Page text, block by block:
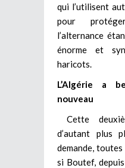
qui l’utilisent
pour
l’alternance
énorme et
haricots.
L’Algérie a
nouveau
Cette
d’autant plus
demande,
si Boutef,